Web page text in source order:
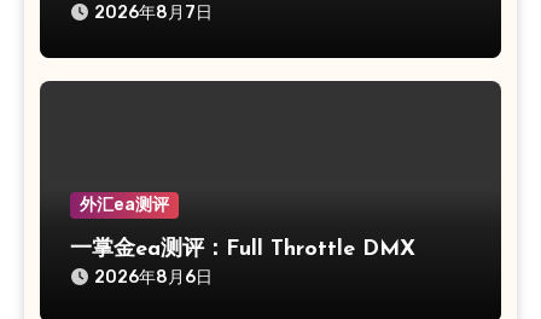
2026年8月7日
外汇ea测评
一掌金ea测评：Full Throttle DMX
2026年8月6日